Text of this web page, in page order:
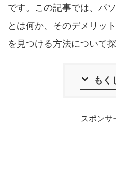
です。この記事では、パ
とは何か、そのデメリッ
を見つける方法について
もく
スポンサ